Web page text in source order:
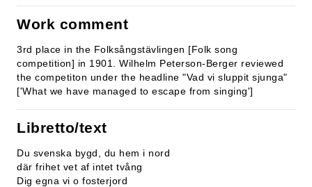
Work comment
3rd place in the Folksångstävlingen [Folk song
competition] in 1901. Wilhelm Peterson-Berger reviewed
the competiton under the headline "Vad vi sluppit sjunga"
['What we have managed to escape from singing']
Libretto/text
Du svenska bygd, du hem i nord
där frihet vet af intet tvång
Dig egna vi o fosterjord